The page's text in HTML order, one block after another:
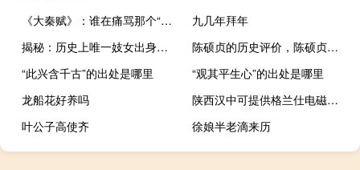
《大秦赋》：谁在痛骂那个“早熟”的王朝？
九几年拜年
揭秘：历史上唯一妓女出身的神医柔娘
陈硕贞的历史评价，陈硕贞结局
“此兴含千古”的出处是哪里
“观其平生心”的出处是哪里
龙船花好养吗
陕西汉中可提供格兰仕电磁炉维修服务地址在哪
叶公子高使齐
徐娘半老滴来历